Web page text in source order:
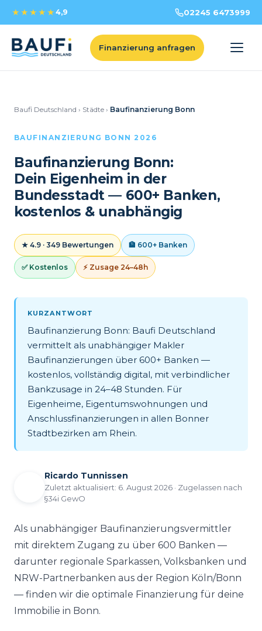
★★★★★ 4,9 02245 6473999
Finanzierung anfragen
Baufi Deutschland › Städte › Baufinanzierung Bonn
BAUFINANZIERUNG BONN 2026
Baufinanzierung Bonn:
Dein Eigenheim in der
Bundesstadt — 600+ Banken,
kostenlos & unabhängig
★ 4.9 · 349 Bewertungen 🏦 600+ Banken
✅ Kostenlos ⚡ Zusage 24–48h
KURZANTWORT
Baufinanzierung Bonn: Baufi Deutschland
vermittelt als unabhängiger Makler
Baufinanzierungen über 600+ Banken —
kostenlos, vollständig digital, mit verbindlicher
Bankzusage in 24–48 Stunden. Für
Eigenheime, Eigentumswohnungen und
Anschlussfinanzierungen in allen Bonner
Stadtbezirken am Rhein.
Ricardo Tunnissen
Zuletzt aktualisiert: 6. August 2026 · Zugelassen nach
§34i GewO
Als unabhängiger Baufinanzierungsvermittler
mit direktem Zugang zu über 600 Banken —
darunter regionale Sparkassen, Volksbanken und
NRW-Partnerbanken aus der Region Köln/Bonn
— finden wir die optimale Finanzierung für deine
Immobilie in Bonn.